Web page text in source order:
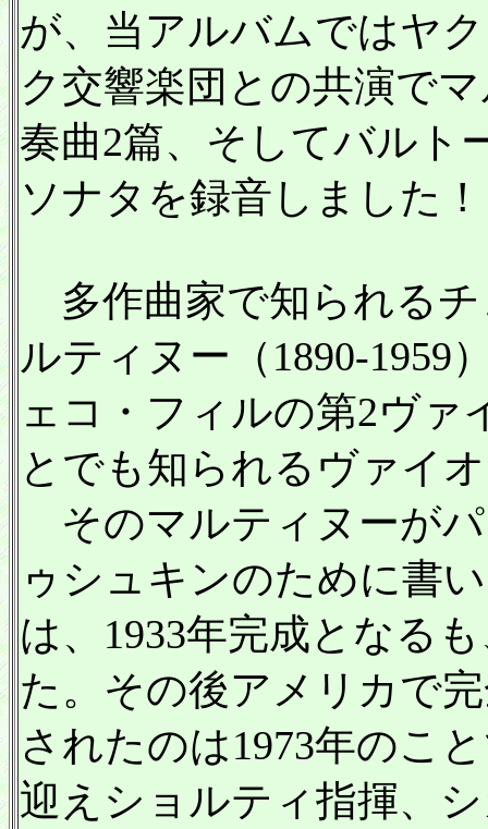
が、当アルバムではヤ
ク交響楽団との共演で
奏曲2篇、そしてバルト
ソナタを録音しました！
多作曲家で知られる
ルティヌー（1890-1959
ェコ・フィルの第2ヴァ
とでも知られるヴァイ
そのマルティヌーが
ゥシュキンのために書
は、1933年完成となる
た。その後アメリカで
されたのは1973年のこ
迎えショルティ指揮、